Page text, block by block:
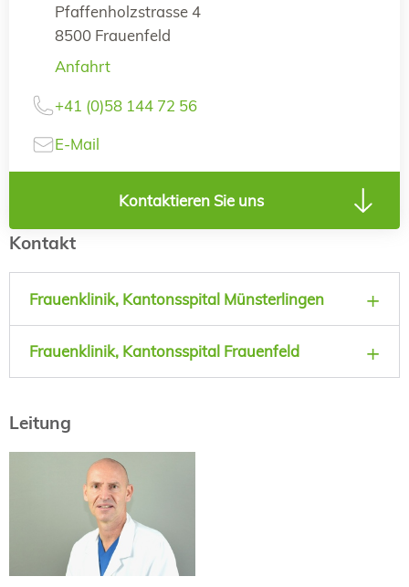
Pfaffenholzstrasse 4
8500 Frauenfeld
Anfahrt
+41 (0)58 144 72 56
E-Mail
Kontaktieren Sie uns
Kontakt
Frauenklinik, Kantonsspital Münsterlingen
Frauenklinik, Kantonsspital Frauenfeld
Leitung
Markus Kuther
Curriculum Vitae